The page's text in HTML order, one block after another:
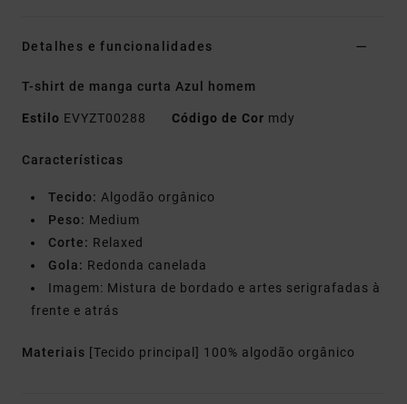
Detalhes e funcionalidades
T-shirt de manga curta Azul homem
Estilo EVYZT00288 Código de Cor mdy
Características
Tecido: Algodão orgânico
Peso: Medium
Corte: Relaxed
Gola: Redonda canelada
Imagem: Mistura de bordado e artes serigrafadas à
frente e atrás
Materiais [Tecido principal] 100% algodão orgânico